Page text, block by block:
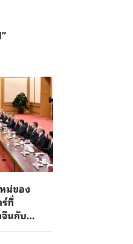
ม่ของ
ที่
จีนกับ